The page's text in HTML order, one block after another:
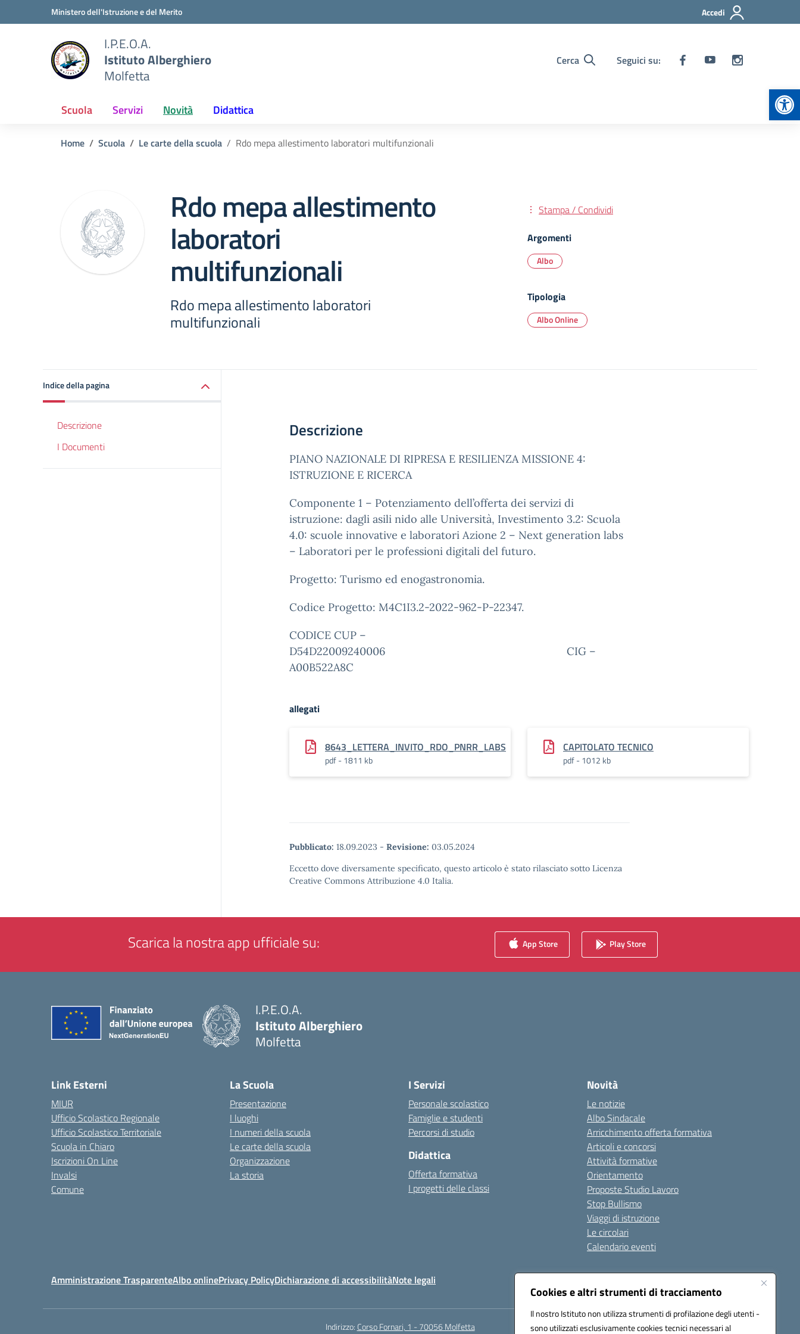
Cookies e altri strumenti di tracciamento
Il nostro Istituto non utilizza strumenti di profilazione degli utenti -
sono utilizzati esclusivamente cookies tecnici necessari al
Vai ai contenuti
Vai al menu di navigazioneMinistero dell'Istruzione e del Merito Accedi
I.P.E.O.A.
Istituto Alberghiero
Molfetta
Cerca Seguici su:
Scuola Servizi Novità Didattica
Home Scuola Le carte della scuola Rdo mepa allestimento laboratori multifunzionali
Rdo mepa allestimento
laboratori
multifunzionali
Rdo mepa allestimento laboratori
multifunzionali
Stampa / Condividi
Argomenti
Albo
Tipologia
Albo Online
Indice della pagina
Descrizione
I Documenti
Descrizione
PIANO NAZIONALE DI RIPRESA E RESILIENZA MISSIONE 4:
ISTRUZIONE E RICERCA
Componente 1 – Potenziamento dell’offerta dei servizi di
istruzione: dagli asili nido alle Università, Investimento 3.2: Scuola
4.0: scuole innovative e laboratori Azione 2 – Next generation labs
– Laboratori per le professioni digitali del futuro.
Progetto: Turismo ed enogastronomia.
Codice Progetto: M4C1I3.2-2022-962-P-22347.
CODICE CUP –
D54D22009240006 CIG –
A00B522A8C
allegati
8643_LETTERA_INVITO_RDO_PNRR_LABS
pdf - 1811 kb
CAPITOLATO TECNICO
pdf - 1012 kb
Pubblicato: 18.09.2023 - Revisione: 03.05.2024
Eccetto dove diversamente specificato, questo articolo è stato rilasciato sotto Licenza
Creative Commons Attribuzione 4.0 Italia.
Scarica la nostra app ufficiale su: App Store Play Store
I.P.E.O.A.
Istituto Alberghiero
Molfetta
Link Esterni
MIUR
Ufficio Scolastico Regionale
Ufficio Scolastico Territoriale
Scuola in Chiaro
Iscrizioni On Line
Invalsi
Comune
La Scuola
Presentazione
I luoghi
I numeri della scuola
Le carte della scuola
Organizzazione
La storia
I Servizi
Personale scolastico
Famiglie e studenti
Percorsi di studio
Didattica
Offerta formativa
I progetti delle classi
Novità
Le notizie
Albo Sindacale
Arricchimento offerta formativa
Articoli e concorsi
Attività formative
Orientamento
Proposte Studio Lavoro
Stop Bullismo
Viaggi di istruzione
Le circolari
Calendario eventi
Amministrazione TrasparenteAlbo onlinePrivacy PolicyDichiarazione di accessibilitàNote legali Seguici su:
Indirizzo: Corso Fornari, 1 - 70056 Molfetta